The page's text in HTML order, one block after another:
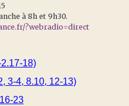
à 8h et 9h30.
?webradio=direct
18)
3-4, 8.10, 12-13)
23